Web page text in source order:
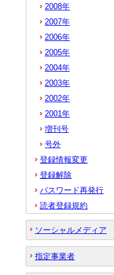
2008年
2007年
2006年
2005年
2004年
2003年
2002年
2001年
増刊号
号外
登録情報変更
登録解除
パスワード再発行
読者登録規約
ソーシャルメディア
指定事業者